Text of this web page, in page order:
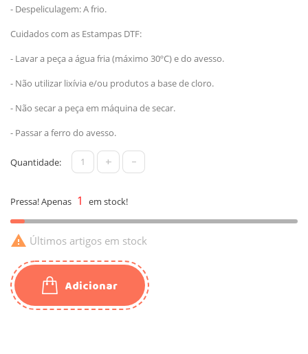
- Despeliculagem: A frio.
Cuidados com as Estampas DTF:
- Lavar a peça a água fria (máximo 30ºC) e do avesso.
- Não utilizar lixívia e/ou produtos a base de cloro.
- Não secar a peça em máquina de secar.
- Passar a ferro do avesso.
Quantidade: + -
Pressa! Apenas 1 em stock!
 Últimos artigos em stock
Adicionar